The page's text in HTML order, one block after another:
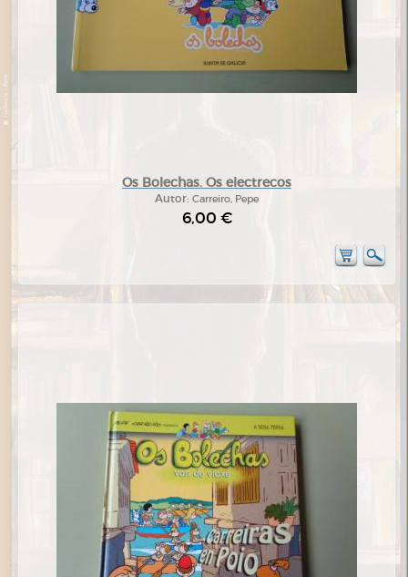
Os Bolechas. Os electrecos
Autor: Carreiro, Pepe
6,00 €